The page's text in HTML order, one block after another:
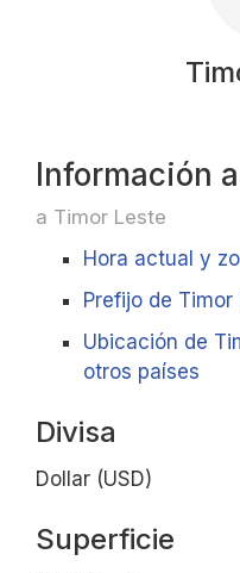
Información
a Timor Leste
Hora actual y
Prefijo de Timor
Ubicación de
otros países
Divisa
Dollar (USD)
Superficie